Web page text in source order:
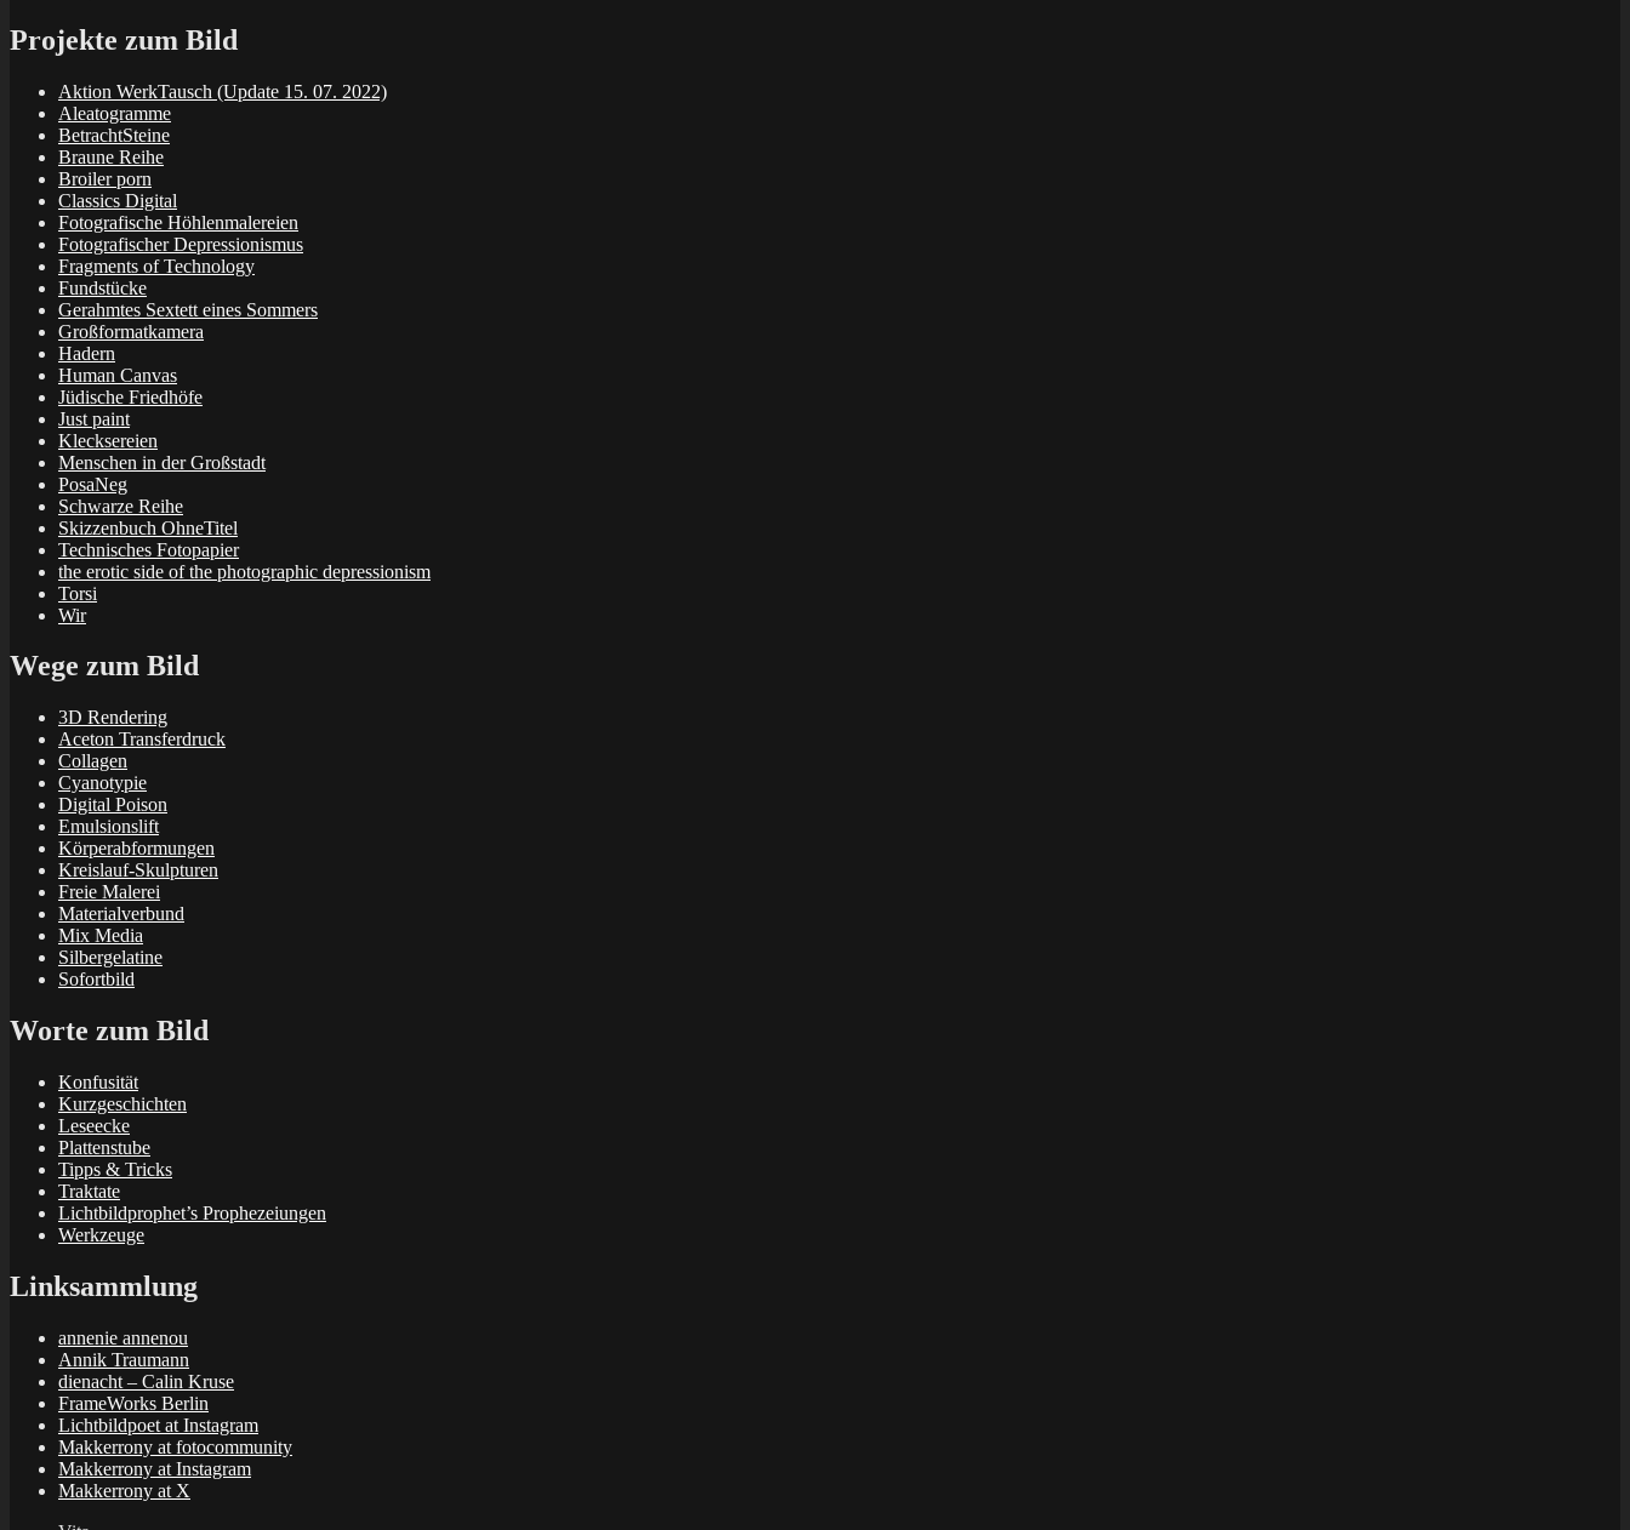
Projekte zum Bild
Aktion WerkTausch (Update 15. 07. 2022)
Aleatogramme
BetrachtSteine
Braune Reihe
Broiler porn
Classics Digital
Fotografische Höhlenmalereien
Fotografischer Depressionismus
Fragments of Technology
Fundstücke
Gerahmtes Sextett eines Sommers
Großformatkamera
Hadern
Human Canvas
Jüdische Friedhöfe
Just paint
Klecksereien
Menschen in der Großstadt
PosaNeg
Schwarze Reihe
Skizzenbuch OhneTitel
Technisches Fotopapier
the erotic side of the photographic depressionism
Torsi
Wir
Wege zum Bild
3D Rendering
Aceton Transferdruck
Collagen
Cyanotypie
Digital Poison
Emulsionslift
Körperabformungen
Kreislauf-Skulpturen
Freie Malerei
Materialverbund
Mix Media
Silbergelatine
Sofortbild
Worte zum Bild
Konfusität
Kurzgeschichten
Leseecke
Plattenstube
Tipps & Tricks
Traktate
Lichtbildprophet’s Prophezeiungen
Werkzeuge
Linksammlung
annenie annenou
Annik Traumann
dienacht – Calin Kruse
FrameWorks Berlin
Lichtbildpoet at Instagram
Makkerrony at fotocommunity
Makkerrony at Instagram
Makkerrony at X